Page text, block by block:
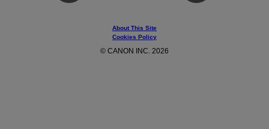
About This Site
Cookies Policy
© CANON INC. 2026